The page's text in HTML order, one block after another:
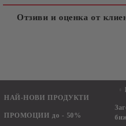
Отзиви и оценка от
НАЙ-НОВИ ПРОДУКТИ
ПРОМОЦИИ до - 50%